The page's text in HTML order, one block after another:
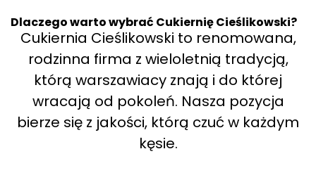
Dlaczego warto wybrać Cukiernię Cieślikowski?
Cukiernia Cieślikowski to renomowana,
rodzinna firma z wieloletnią tradycją,
którą warszawiacy znają i do której
wracają od pokoleń. Nasza pozycja
bierze się z jakości, którą czuć w każdym
kęsie.